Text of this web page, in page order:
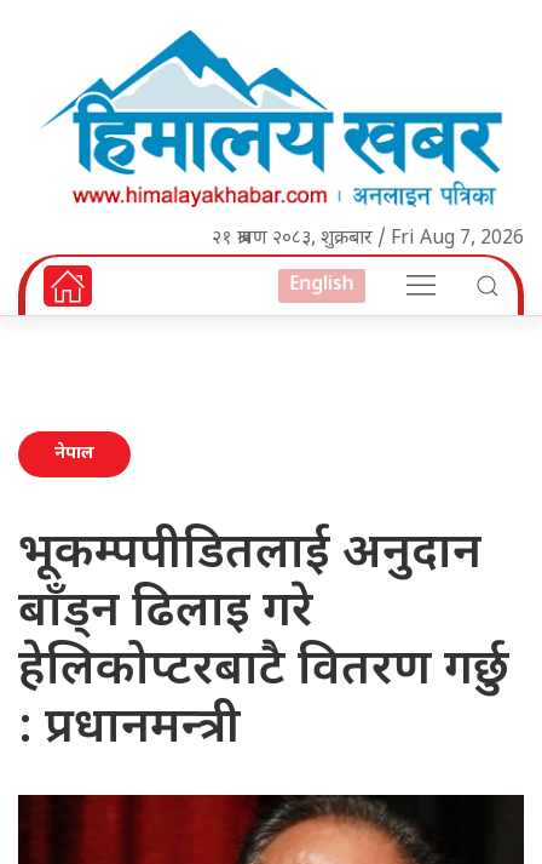
२१ श्रावण २०८३, शुक्रबार / Fri Aug 7, 2026
English
नेपाल
भूकम्पपीडितलाई अनुदान
बाँड्न ढिलाइ गरे
हेलिकोप्टरबाटै वितरण गर्छु
: प्रधानमन्त्री